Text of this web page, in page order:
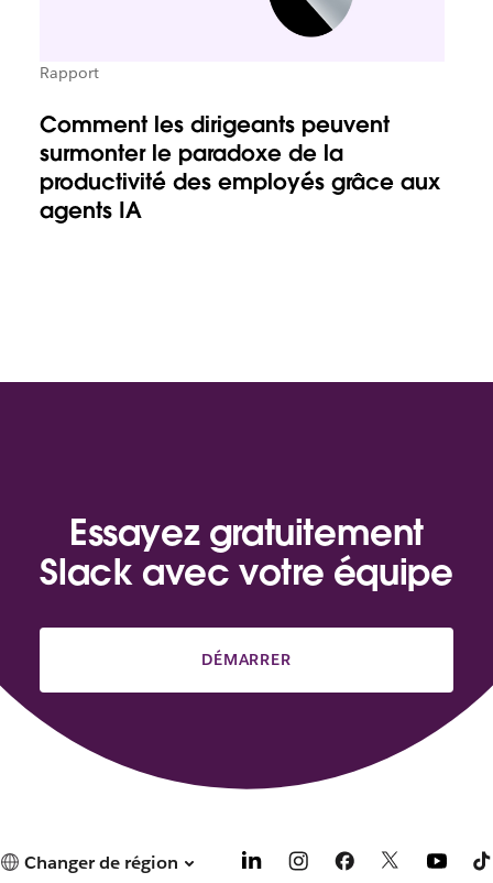
Rapport
Comment les dirigeants peuvent
surmonter le paradoxe de la
productivité des employés grâce aux
agents IA
Essayez gratuitement
Slack avec votre équipe
DÉMARRER
Changer de région